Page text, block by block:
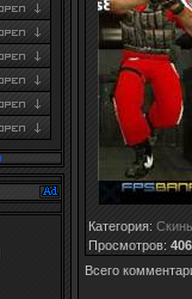
Категория:
Просмотров: 406
Всего